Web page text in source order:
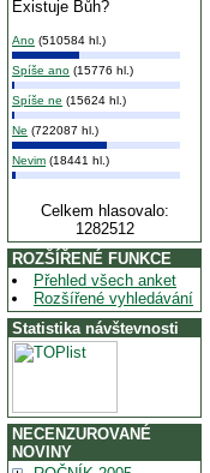
Existuje Bůh?
Ano (510584 hl.)
Spíše ano (15776 hl.)
Spíše ne (15624 hl.)
Ne (722087 hl.)
Nevim (18441 hl.)
Celkem hlasovalo:
1282512
ROZŠÍŘENÉ FUNKCE
Přehled všech anket
Rozšířené vyhledávání
Statistika návštevnosti
NECENZUROVANÉ
NOVINY